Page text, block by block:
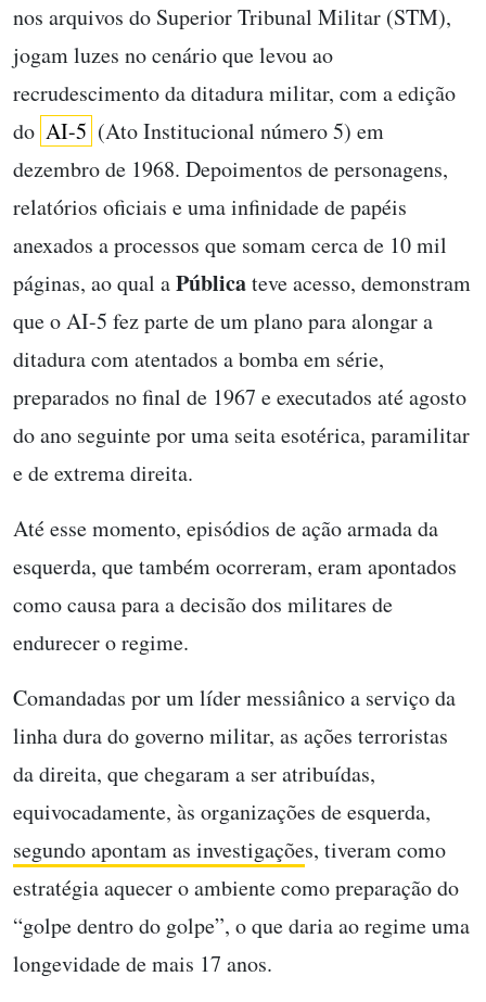
nos arquivos do Superior Tribunal Militar (STM),
jogam luzes no cenário que levou ao
recrudescimento da ditadura militar, com a edição
do AI-5 (Ato Institucional número 5) em
dezembro de 1968. Depoimentos de personagens,
relatórios oficiais e uma infinidade de papéis
anexados a processos que somam cerca de 10 mil
páginas, ao qual aPúblicateve acesso, demonstram
que o AI-5 fez parte de um plano para alongar a
ditadura com atentados a bomba em série,
preparados no final de 1967 e executados até agosto
do ano seguinte por uma seita esotérica, paramilitar
e de extrema direita.
Até esse momento, episódios de ação armada da
esquerda, que também ocorreram, eram apontados
como causa para a decisão dos militares de
endurecer o regime.
Comandadas por um líder messiânico a serviço da
linha dura do governo militar, as ações terroristas
da direita, que chegaram a ser atribuídas,
equivocadamente, às organizações de esquerda,
segundo apontam as investigações, tiveram como
estratégiaaquecer o ambiente como preparação do
“golpe dentro do golpe”, o que daria ao regime uma
longevidade de mais 17 anos.